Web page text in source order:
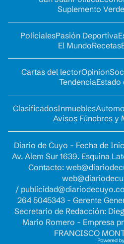
Suplemento Verde
PolicialesPasión Deportiva
El MundoRecetas
Cartas del lectorOpinion
TendenciaEstado
ClasificadosInmuebles
Avisos Fúnebres y
Diario de Cuyo - Fecha de
Av. Alem Sur 1639. Esquina
Contacto:
/
264 5045343 - Gerente
Secretario de Redacción:
Mario Romero - Empresa
FRANCISCO